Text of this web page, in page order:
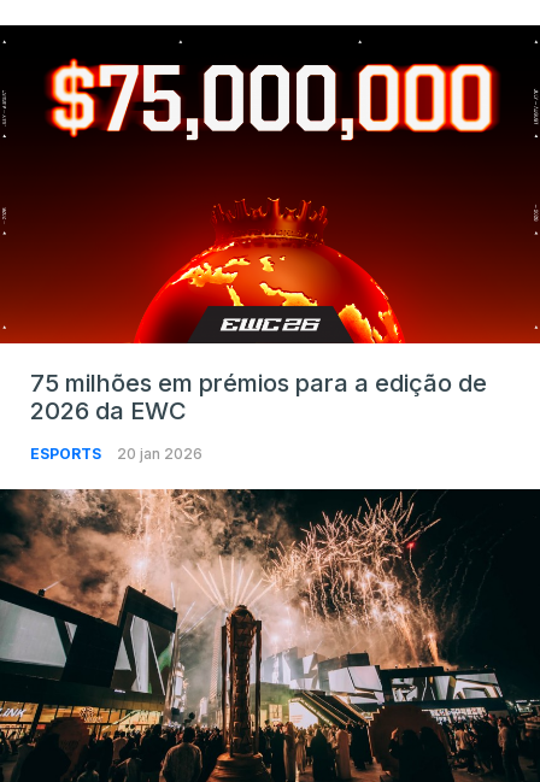
75 milhões em prémios para a edição de
2026 da EWC
ESPORTS 20 jan 2026